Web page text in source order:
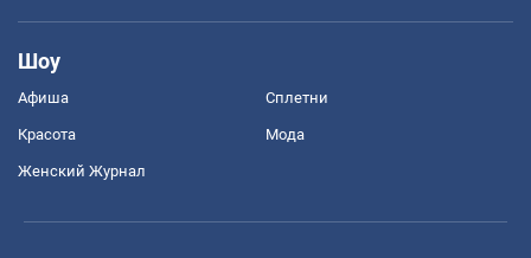
Шоу
Афиша Сплетни
Красота Мода
Женский Журнал